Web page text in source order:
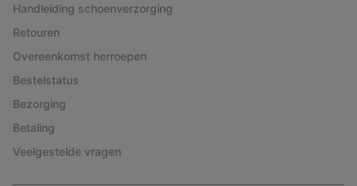
Handleiding schoenverzorging
Retouren
Overeenkomst herroepen
Bestelstatus
Bezorging
Betaling
Veelgestelde vragen